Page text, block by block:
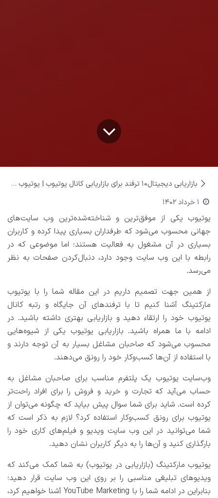
بازاریابی دیجیتال۱۰ ترفند برای بازاریابی کانال یوتیوب | یوتیوب مارکتینگ چیست؟
1 خرداد 1402
یوتیوب یکی از موفق‌ترین و شناخته‌شده‌ترین وب ‌سایت‌های
جهانی محسوب می‌شود که طرفداران بسیاری پیدا کرده و کاربران
بسیاری در آن مشغول به فعالیت هستند؛ اما موضوعی که در
رابطه با این وب‌ سایت وجود دارد، دنبال‌کردن صفحات به نظر
می‌رسد.
از همین جهت تصمیم داریم در این مقاله شما را با یوتیوب
مارکتینگ آشنا کنیم تا با ترفندهای آن جایگاه و رتبه کانال
یوتیوب خود را ارتقاء دهید و بازاریابی بهتری داشته باشید. در
ادامه با ما همراه باشید. بازاریابی یوتیوب یکی از شیوه‌هایی
محسوب می‌شود که صاحبان مشاغل بسیار به آن توجه دارند و
با استفاده از آن‌ها کسب‌وکار خود را رونق می‌دهند.
وب‌سایت یوتیوب یک پلتفرم مناسب برای صاحبان مشاغل به
حساب می‌آید که تجارت و خرید و فروش را برای افراد راحت‌تر
کرده است. شاید برای شما سوال پیش بیاید که چگونه می‌توان از
یوتیوب برای رونق کسب‌وکار استفاده کرد؟ لازم به ذکر است که
شما می‌توانید در این وب‌ سایت ویدیو و فیلم‌های کاری خود را
بارگذاری کنید و آن‌ها را به دیگر کاربران نشان دهید.
یوتیوب مارکتینگ (بازاریابی در یوتیوب) به شما کمک می‌کند که
ویدیوهای تبلیغی مناسبی را بر روی این وب ‌سایت قرار دهید؛
بنابراین در ادامه شما را با YouTube Marketing آشنا خواهیم کرد،